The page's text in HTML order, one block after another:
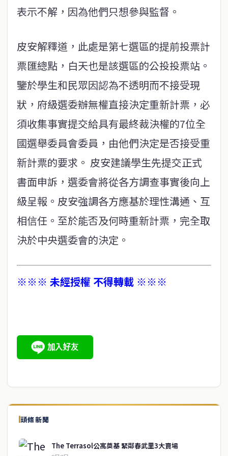
表示不解，因為他們只想參與監督。
皮安解釋道，此處是第七選區的提前投票計
票匯總點，白天也是該選區的公投投票站。
鑒於學生和民眾因認為不透明而不接受現
狀，府級選委辦無權直接決定重新計票，必
須收集事實提交給具有最終裁決權的7位全
國選舉委員會委員，由他們決定是否接受重
新計票的要求。 皮安建議學生先提交正式
書面申訴，選委會將從各方調查事實後向上
級呈報。皮安強調各方應基於理性溝通、互
相信任。至於能否及何時重新計票，完全取
決於中央選委會的決定。
※※※ 未經授權 不得轉載 ※※※
頭條新聞
The Terrasol公寓奠基 緊鄰春武里3大賣場